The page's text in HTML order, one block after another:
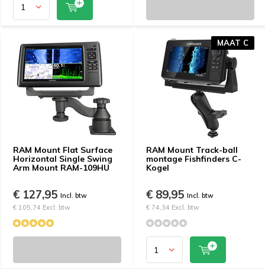
RAM Mount Flat Surface
Horizontal Single Swing
Arm Mount RAM-109HU
€ 127,95 Incl. btw
€ 105,74 Excl. btw
RAM Mount Track-ball
montage Fishfinders C-
Kogel
MAAT C
€ 89,95 Incl. btw
€ 74,34 Excl. btw